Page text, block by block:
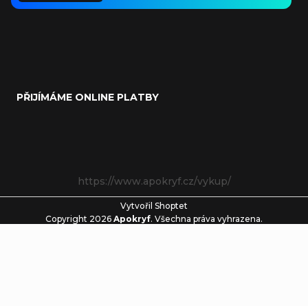
PŘIJÍMÁME ONLINE PLATBY
https://www.apokryf.cz/vykup/
Vytvořil Shoptet
Copyright 2026 Apokryf. Všechna práva vyhrazena.